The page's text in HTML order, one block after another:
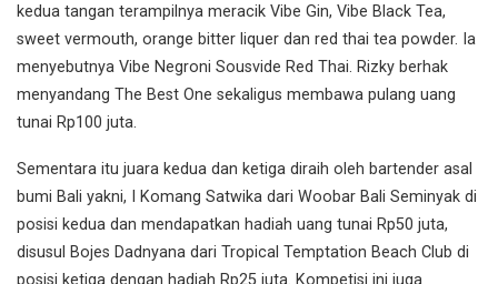
kedua tangan terampilnya meracik Vibe Gin, Vibe Black Tea,
sweet vermouth, orange bitter liquer dan red thai tea powder. Ia
menyebutnya Vibe Negroni Sousvide Red Thai. Rizky berhak
menyandang The Best One sekaligus membawa pulang uang
tunai Rp100 juta.
Sementara itu juara kedua dan ketiga diraih oleh bartender asal
bumi Bali yakni, I Komang Satwika dari Woobar Bali Seminyak di
posisi kedua dan mendapatkan hadiah uang tunai Rp50 juta,
disusul Bojes Dadnyana dari Tropical Temptation Beach Club di